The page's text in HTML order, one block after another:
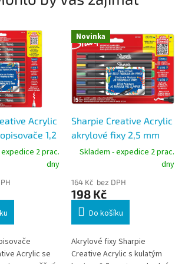
Acrylic
1,2
hrot 122 prac.
dny
Acrylic se
Novinka
Sharpie Creative Acrylic
akrylové fixy 2,5 mm
kulatý hrot 5 barev
Skladem - expedice 2 prac.
dny
164 Kč bez DPH
198 Kč
Do košíku
Akrylové fixy Sharpie
Creative Acrylic s kulatým